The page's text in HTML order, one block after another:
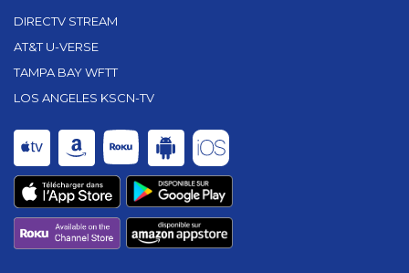
DIRECTV STREAM
AT&T U-VERSE
TAMPA BAY WFTT
LOS ANGELES KSCN-TV